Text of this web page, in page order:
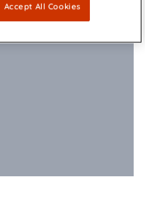
Accept All Cookies